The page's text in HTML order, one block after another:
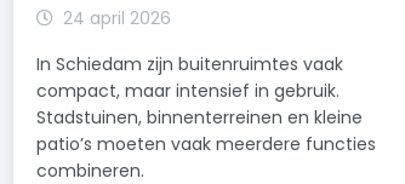
24 april 2026
In Schiedam zijn buitenruimtes vaak
compact, maar intensief in gebruik.
Stadstuinen, binnenterreinen en kleine
patio’s moeten vaak meerdere functies
combineren.